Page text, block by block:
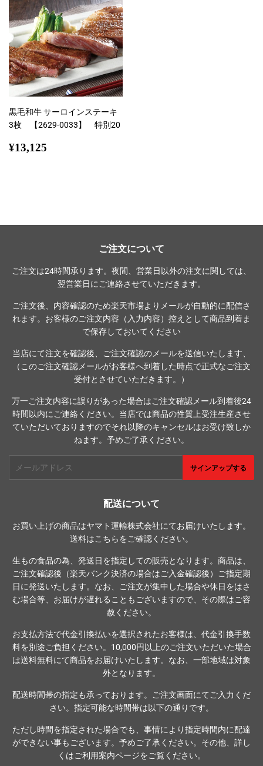
黒毛和牛 サーロインステーキ
3枚 【2629-0033】 特別20
通
¥13,125
ご注文について
ご注文は24時間承ります。夜間、営業日以外の注文に関しては、
翌営業日にご連絡させていただきます。
ご注文後、内容確認のため楽天市場よりメールが自動的に配信さ
れます。お客様のご注文内容（入力内容）控えとして商品到着ま
で保存しておいてください
当店にて注文を確認後、ご注文確認のメールを送信いたします、
（このご注文確認メールがお客様へ到着した時点で正式なご注文
受付とさせていただきます。）
万一ご注文内容に誤りがあった場合はご注文確認メール到着後24
時間以内にご連絡ください。当店では商品の性質上受注生産させ
ていただいておりますのでそれ以降のキャンセルはお受け致しか
ねます。予めご了承ください。
レ
サインアップする
配送について
お買い上げの商品はヤマト運輸株式会社にてお届けいたします。
送料はこちらをご確認ください。
生もの食品の為、発送日を指定しての販売となります。商品は、
ご注文確認後（楽天バンク決済の場合はご入金確認後）ご指定期
日に発送いたします。なお、ご注文が集中した場合や休日をはさ
む場合等、お届けが遅れることもございますので、その際はご容
赦ください。
お支払方法で代金引換払いを選択されたお客様は、代金引換手数
料を別途ご負担ください。10,000円以上のご注文いただいた場合
は送料無料にて商品をお届けいたします。なお、一部地域は対象
外となります。
配送時間帯の指定も承っております。ご注文画面にてご入力くだ
さい。指定可能な時間帯は以下の通りです。
ただし時間を指定された場合でも、事情により指定時間内に配達
ができない事もございます。予めご了承ください。その他、詳し
くはご利用案内ページをご覧ください。